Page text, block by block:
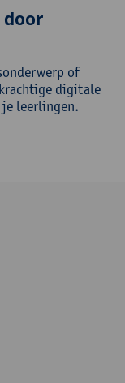
of
digitale
leerlingen.